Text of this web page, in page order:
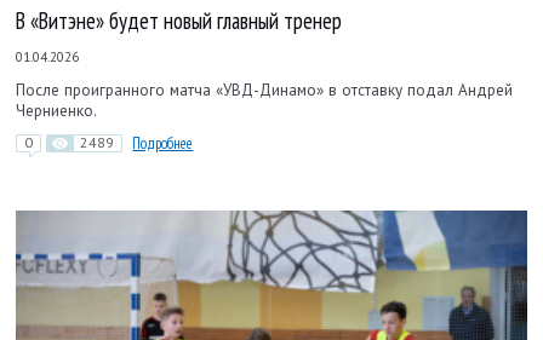
В «Витэне» будет новый главный тренер
01.04.2026
После проигранного матча «УВД-Динамо» в отставку подал Андрей
Черниенко.
0 2489 Подробнее